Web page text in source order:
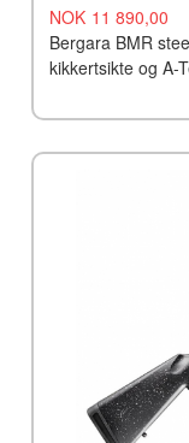
Tilbud
NOK 11 890,00
Bergara BMR
kikkertsikte og A-